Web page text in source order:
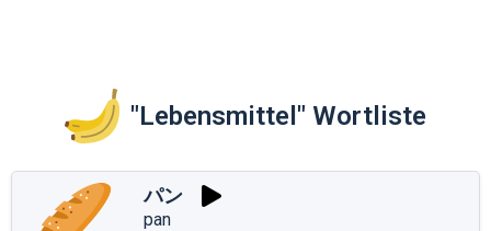
"Lebensmittel" Wortliste
パン
pan